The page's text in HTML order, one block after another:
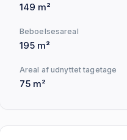
149 m²
Beboelsesareal
195 m²
Areal af udnyttet tagetage
75 m²